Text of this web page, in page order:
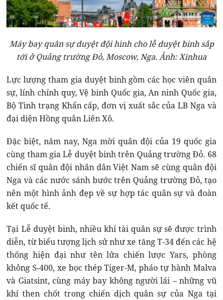
Máy bay quân sự duyệt đội hình cho lễ duyệt binh sắp
tới ở Quảng trường Đỏ, Moscow, Nga. Ảnh: Xinhua
Lực lượng tham gia duyệt binh gồm các học viên quân
sự, lính chính quy, Vệ binh Quốc gia, An ninh Quốc gia,
Bộ Tình trạng Khẩn cấp, đơn vị xuất sắc của LB Nga và
đại diện Hồng quân Liên Xô.
Đặc biệt, năm nay, Nga mời quân đội của 19 quốc gia
cùng tham gia Lễ duyệt binh trên Quảng trường Đỏ. 68
chiến sĩ quân đội nhân dân Việt Nam sẽ cùng quân đội
Nga và các nước sánh bước trên Quảng trường Đỏ, tạo
nên một hình ảnh đẹp về sự hợp tác quân sự và đoàn
kết quốc tế.
Tại Lễ duyệt binh, nhiều khí tài quân sự sẽ được trình
diễn, từ biểu tượng lịch sử như xe tăng T-34 đến các hệ
thống hiện đại như tên lửa chiến lược Yars, phòng
không S-400, xe bọc thép Tiger-M, pháo tự hành Malva
và Giatsint, cùng máy bay không người lái – những vũ
khí then chốt trong chiến dịch quân sự của Nga tại